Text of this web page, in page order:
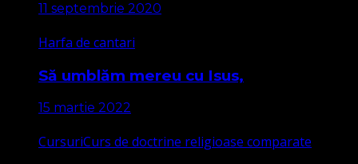
11 septembrie 2020
Harfa de cantari
Să umblăm mereu cu Isus,
15 martie 2022
CursuriCurs de doctrine religioase comparate